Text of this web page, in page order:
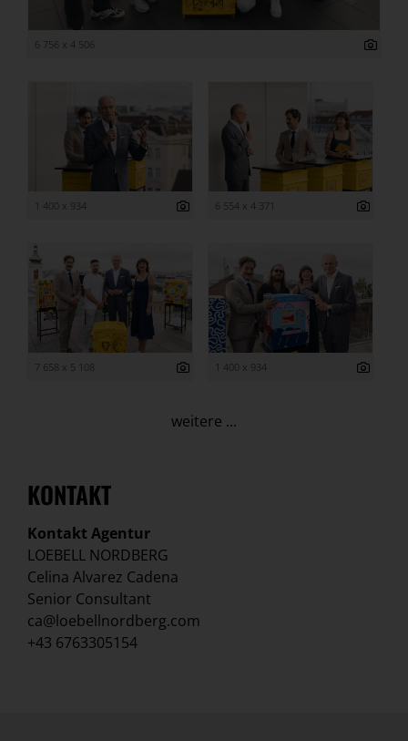
6 756 x 4 506
1 400 x 934 6 554 x 4 371
7 658 x 5 108 1 400 x 934
weitere ...
KONTAKT
Kontakt Agentur
LOEBELL NORDBERG
Celina Alvarez Cadena
Senior Consultant
ca@loebellnordberg.com
+43 6763305154